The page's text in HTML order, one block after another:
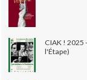
CIAK ! 2025
l'Étape)